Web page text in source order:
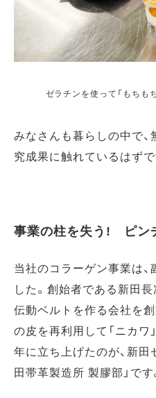
ゼラチンを使って「もちも
みなさんも暮らしの中で
究成果に触れているはずで
事業の柱を失う! ピン
当社のコラーゲン事業は
した。創始者である新田
伝動ベルトを作る会社を
の皮を再利用して「ニカワ
年に立ち上げたのが、新田
田帯革製造所 製膠部」です